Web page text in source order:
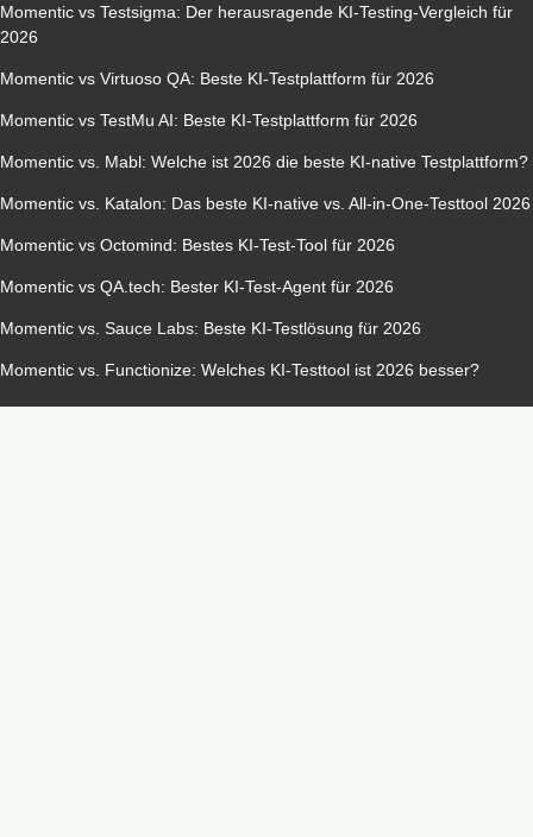
Momentic vs Testsigma: Der herausragende KI-Testing-Vergleich für
2026
Momentic vs Virtuoso QA: Beste KI-Testplattform für 2026
Momentic vs TestMu AI: Beste KI-Testplattform für 2026
Momentic vs. Mabl: Welche ist 2026 die beste KI-native Testplattform?
Momentic vs. Katalon: Das beste KI-native vs. All-in-One-Testtool 2026
Momentic vs Octomind: Bestes KI-Test-Tool für 2026
Momentic vs QA.tech: Bester KI-Test-Agent für 2026
Momentic vs. Sauce Labs: Beste KI-Testlösung für 2026
Momentic vs. Functionize: Welches KI-Testtool ist 2026 besser?